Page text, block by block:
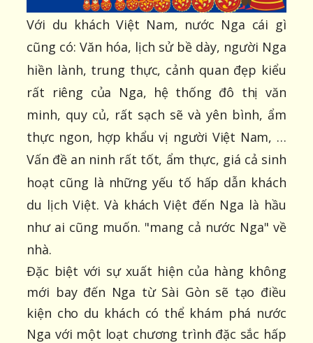
Với du khách Việt Nam, nước Nga cái gì
cũng có: Văn hóa, lịch sử bề dày, người Nga
hiền lành, trung thực, cảnh quan đẹp kiểu
rất riêng của Nga, hệ thống đô thị văn
minh, quy củ, rất sạch sẽ và yên bình, ẩm
thực ngon, hợp khẩu vị người Việt Nam, …
Vấn đề an ninh rất tốt, ẩm thực, giá cả sinh
hoạt cũng là những yếu tố hấp dẫn khách
du lịch Việt. Và khách Việt đến Nga là hầu
như ai cũng muốn. "mang cả nước Nga" về
nhà.
Đặc biệt với sự xuất hiện của hàng không
mới bay đến Nga từ Sài Gòn sẽ tạo điều
kiện cho du khách có thể khám phá nước
Nga với một loạt chương trình đặc sắc hấp